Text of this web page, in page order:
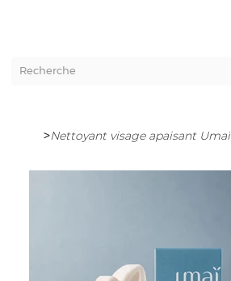
>Nettoyant visage apaisant Umaï